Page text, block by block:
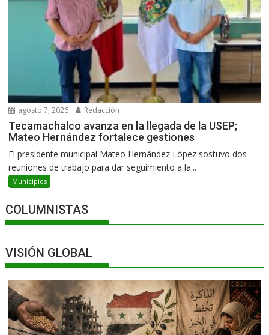
agosto 7, 2026 Redacción
Tecamachalco avanza en la llegada de la USEP;
Mateo Hernández fortalece gestiones
El presidente municipal Mateo Hernández López sostuvo dos
reuniones de trabajo para dar seguimiento a la...
Municipios
COLUMNISTAS
VISIÓN GLOBAL